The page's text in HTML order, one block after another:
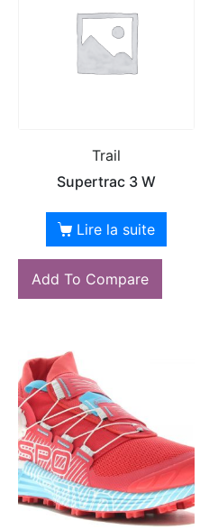
Trail
Supertrac 3 W
Lire la suite
Add To Compare